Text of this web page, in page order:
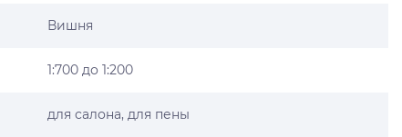
Вишня
1:700 до 1:200
для салона, для пены